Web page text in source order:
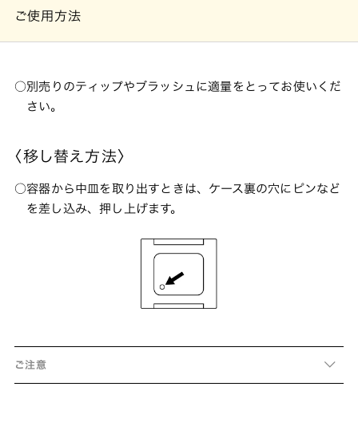
ご使用方法
別売りのティップやブラッシュに適量をとってお使いくだ
さい。
〈移し替え方法〉
容器から中皿を取り出すときは、ケース裏の穴にピンなど
を差し込み、押し上げます。
ご注意